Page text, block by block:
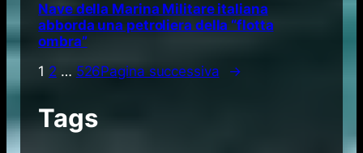
Nave della Marina Militare italiana
abborda una petroliera della “flotta
ombra”
1 2 … 526Pagina successiva →
Tags